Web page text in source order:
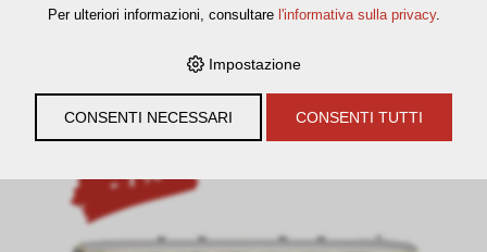
WAGEN, GLEISE & ZUBEHÖR › SPUR H0M › BEMO ›
SALONWAGEN "75 JAHRE GLACIER-EXPRESS" - H0M (1:87)
- 7%
Per ulteriori informazioni, consultare l'informativa sulla privacy.
Impostazione
CONSENTI NECESSARI CONSENTI TUTTI